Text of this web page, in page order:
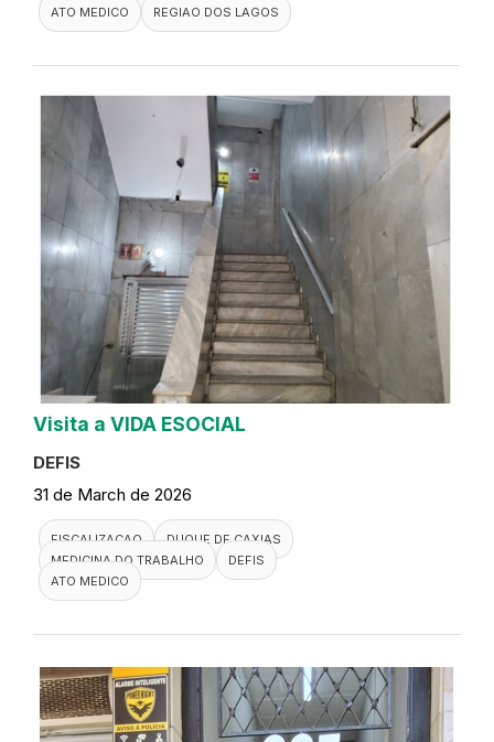
ATO MEDICO
REGIAO DOS LAGOS
Visita a VIDA ESOCIAL
DEFIS
31 de March de 2026
FISCALIZACAO
DUQUE DE CAXIAS
MEDICINA DO TRABALHO
DEFIS
ATO MEDICO